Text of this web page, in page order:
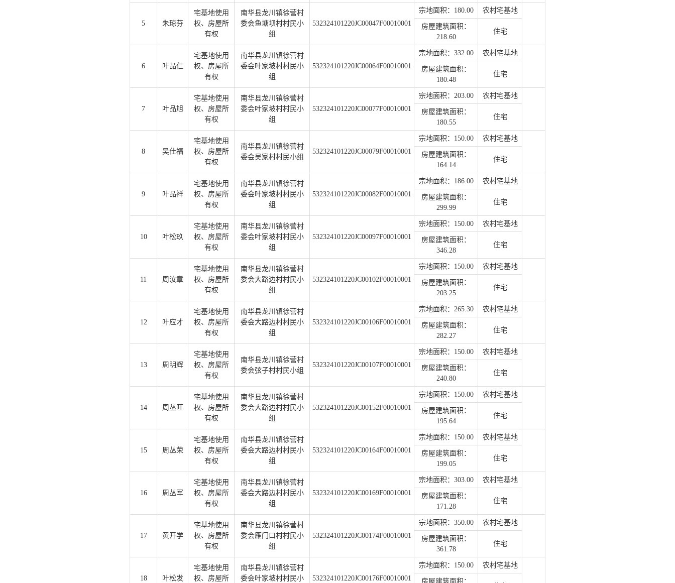
5 朱琼芬
宅基地使用
权、房屋所
有权
南华县龙川镇徐营村
委会鱼塘坝村村民小
组
532324101220JC00047F00010001
宗地面积：180.00 农村宅基地
房屋建筑面积：
218.60
住宅
6 叶品仁
宅基地使用
权、房屋所
有权
南华县龙川镇徐营村
委会叶家坡村村民小
组
532324101220JC00064F00010001
宗地面积：332.00 农村宅基地
房屋建筑面积：
180.48
住宅
7 叶品旭
宅基地使用
权、房屋所
有权
南华县龙川镇徐营村
委会叶家坡村村民小
组
532324101220JC00077F00010001
宗地面积：203.00 农村宅基地
房屋建筑面积：
180.55
住宅
8 吴仕福
宅基地使用
权、房屋所
有权
南华县龙川镇徐营村
委会吴家村村民小组
532324101220JC00079F00010001
宗地面积：150.00 农村宅基地
房屋建筑面积：
164.14
住宅
9 叶品祥
宅基地使用
权、房屋所
有权
南华县龙川镇徐营村
委会叶家坡村村民小
组
532324101220JC00082F00010001
宗地面积：186.00 农村宅基地
房屋建筑面积：
299.99
住宅
10 叶松玖
宅基地使用
权、房屋所
有权
南华县龙川镇徐营村
委会叶家坡村村民小
组
532324101220JC00097F00010001
宗地面积：150.00 农村宅基地
房屋建筑面积：
346.28
住宅
11 周汝章
宅基地使用
权、房屋所
有权
南华县龙川镇徐营村
委会大路边村村民小
组
532324101220JC00102F00010001
宗地面积：150.00 农村宅基地
房屋建筑面积：
203.25
住宅
12 叶应才
宅基地使用
权、房屋所
有权
南华县龙川镇徐营村
委会大路边村村民小
组
532324101220JC00106F00010001
宗地面积：265.30 农村宅基地
房屋建筑面积：
282.27
住宅
13 周明辉
宅基地使用
权、房屋所
有权
南华县龙川镇徐营村
委会弦子村村民小组
532324101220JC00107F00010001
宗地面积：150.00 农村宅基地
房屋建筑面积：
240.80
住宅
14 周丛旺
宅基地使用
权、房屋所
有权
南华县龙川镇徐营村
委会大路边村村民小
组
532324101220JC00152F00010001
宗地面积：150.00 农村宅基地
房屋建筑面积：
195.64
住宅
15 周丛荣
宅基地使用
权、房屋所
有权
南华县龙川镇徐营村
委会大路边村村民小
组
532324101220JC00164F00010001
宗地面积：150.00 农村宅基地
房屋建筑面积：
199.05
住宅
16 周丛军
宅基地使用
权、房屋所
有权
南华县龙川镇徐营村
委会大路边村村民小
组
532324101220JC00169F00010001
宗地面积：303.00 农村宅基地
房屋建筑面积：
171.28
住宅
17 黄开学
宅基地使用
权、房屋所
有权
南华县龙川镇徐营村
委会雁门口村村民小
组
532324101220JC00174F00010001
宗地面积：350.00 农村宅基地
房屋建筑面积：
361.78
住宅
18 叶松发
宅基地使用
权、房屋所
南华县龙川镇徐营村
委会叶家坡村村民小
532324101220JC00176F00010001
宗地面积：150.00 农村宅基地
房屋建筑面积：